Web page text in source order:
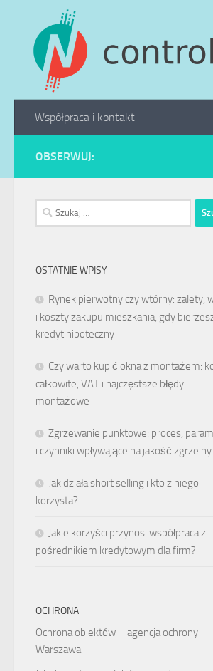
Skip to content
Współpraca i kontakt
OBSERWUJ:
Szukaj:
OSTATNIE WPISY
Rynek pierwotny czy wtórny: zalety,
i koszty zakupu mieszkania, gdy
kredyt hipoteczny
Czy warto kupić okna z montażem:
całkowite, VAT i najczęstsze błędy
montażowe
Zgrzewanie punktowe: proces,
i czynniki wpływające na jakość zgrzeiny
Jak działa short selling i kto z niego
korzysta?
Jakie korzyści przynosi współpraca z
pośrednikiem kredytowym dla firm?
OCHRONA
Ochrona obiektów – agencja ochrony
Warszawa